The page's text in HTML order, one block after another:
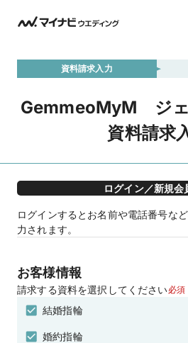
資料請求入力
GemmeoMyM ジ
資料請求
ログイン／新規会
ログインするとお名前や電話番号な
力されます。
お客様情報
請求する資料を選択してください必須
結婚指輪
婚約指輪